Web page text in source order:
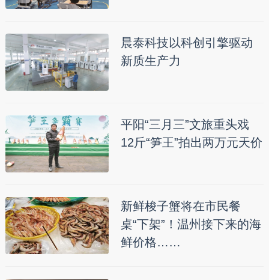
晨泰科技以科创引擎驱动
新质生产力
平阳“三月三”文旅重头戏
12斤“笋王”拍出两万元天价
新鲜梭子蟹将在市民餐
桌“下架”！温州接下来的海
鲜价格……